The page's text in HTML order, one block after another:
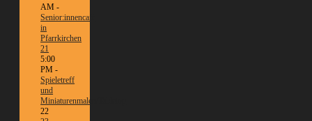
AM -
Senior:innencafé
in
Pfarrkirchen
21
5:00
PM -
Spieletreff
und
Miniaturenmalen/Tabletop
22